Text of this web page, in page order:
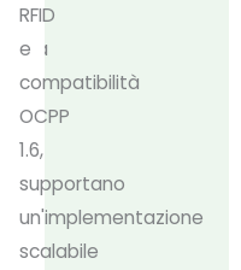
RFID
e
compatibilità
OCPP
1.6,
supportano
un'implementazione
scalabile